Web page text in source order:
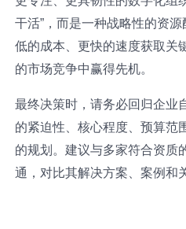
干活”，而是一种战略性的资
低的成本、更快的速度获取关
的市场竞争中赢得先机。
最终决策时，请务必回归企业
的紧迫性、核心程度、预算范
的规划。建议与多家符合资质
通，对比其解决方案、案例和